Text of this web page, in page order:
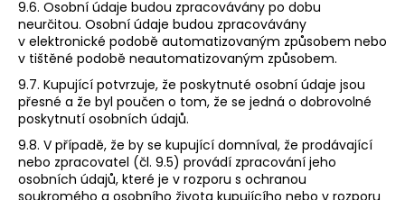
9.6. Osobní údaje budou zpracovávány po dobu
neurčitou. Osobní údaje budou zpracovávány
v elektronické podobě automatizovaným způsobem nebo
v tištěné podobě neautomatizovaným způsobem.
9.7. Kupující potvrzuje, že poskytnuté osobní údaje jsou
přesné a že byl poučen o tom, že se jedná o dobrovolné
poskytnutí osobních údajů.
9.8. V případě, že by se kupující domníval, že prodávající
nebo zpracovatel (čl. 9.5) provádí zpracování jeho
osobních údajů, které je v rozporu s ochranou
soukromého a osobního života kupujícího nebo v rozporu